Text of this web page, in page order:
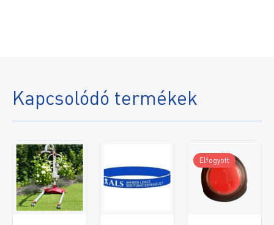
Kapcsolódó termékek
Elfogyott